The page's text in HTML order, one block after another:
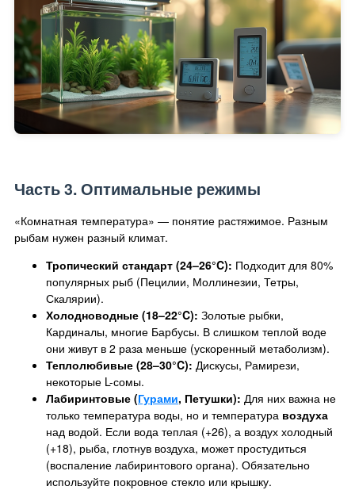
Часть 3. Оптимальные режимы
«Комнатная температура» — понятие растяжимое. Разным
рыбам нужен разный климат.
Тропический стандарт (24–26°C): Подходит для 80%
популярных рыб (Пецилии, Моллинезии, Тетры,
Скалярии).
Холодноводные (18–22°C): Золотые рыбки,
Кардиналы, многие Барбусы. В слишком теплой воде
они живут в 2 раза меньше (ускоренный метаболизм).
Теплолюбивые (28–30°C): Дискусы, Рамирези,
некоторые L-сомы.
Лабиринтовые (Гурами, Петушки): Для них важна не
только температура воды, но и температура воздуха
над водой. Если вода теплая (+26), а воздух холодный
(+18), рыба, глотнув воздуха, может простудиться
(воспаление лабиринтового органа). Обязательно
используйте покровное стекло или крышку.